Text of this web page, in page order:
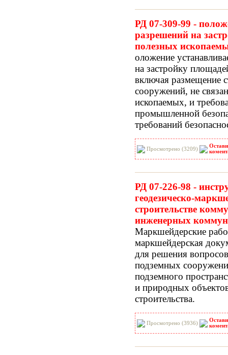
РД 07-309-99 -
разрешений на
полезных
оложение
на застройку
включая размещение
сооружений, не
ископаемых, и
промышленной
требований
Просмотрено (3209)
РД 07-226-98 -
геодезическо-
строительстве
инженерных
Маркшейдерские
маркшейдерская
для решения
подземных
подземного
и природных
строительства.
Просмотрено (3936)